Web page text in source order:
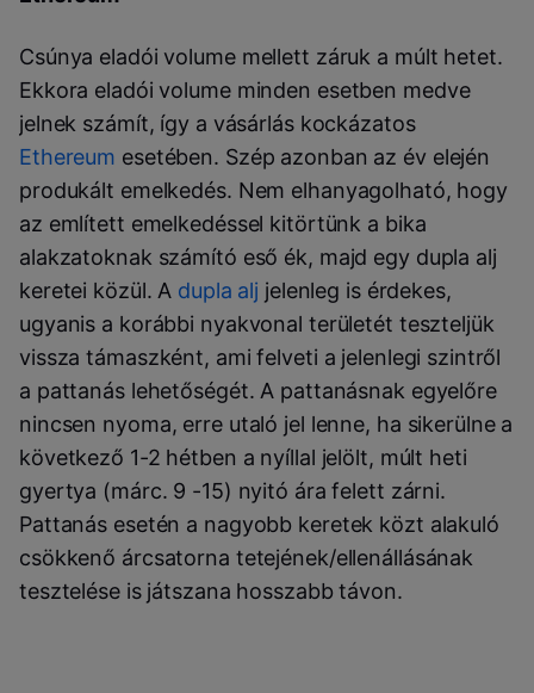
Csúnya eladói volume mellett záruk a múlt hetet.
Ekkora eladói volume minden esetben medve
jelnek számít, így a vásárlás kockázatos
Ethereum esetében. Szép azonban az év elején
produkált emelkedés. Nem elhanyagolható, hogy
az említett emelkedéssel kitörtünk a bika
alakzatoknak számító eső ék, majd egy dupla alj
keretei közül. A dupla alj jelenleg is érdekes,
ugyanis a korábbi nyakvonal területét teszteljük
vissza támaszként, ami felveti a jelenlegi szintről
a pattanás lehetőségét. A pattanásnak egyelőre
nincsen nyoma, erre utaló jel lenne, ha sikerülne a
következő 1-2 hétben a nyíllal jelölt, múlt heti
gyertya (márc. 9 -15) nyitó ára felett zárni.
Pattanás esetén a nagyobb keretek közt alakuló
csökkenő árcsatorna tetejének/ellenállásának
tesztelése is játszana hosszabb távon.